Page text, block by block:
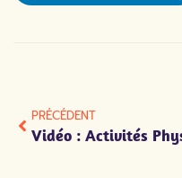
PRÉCÉDENT